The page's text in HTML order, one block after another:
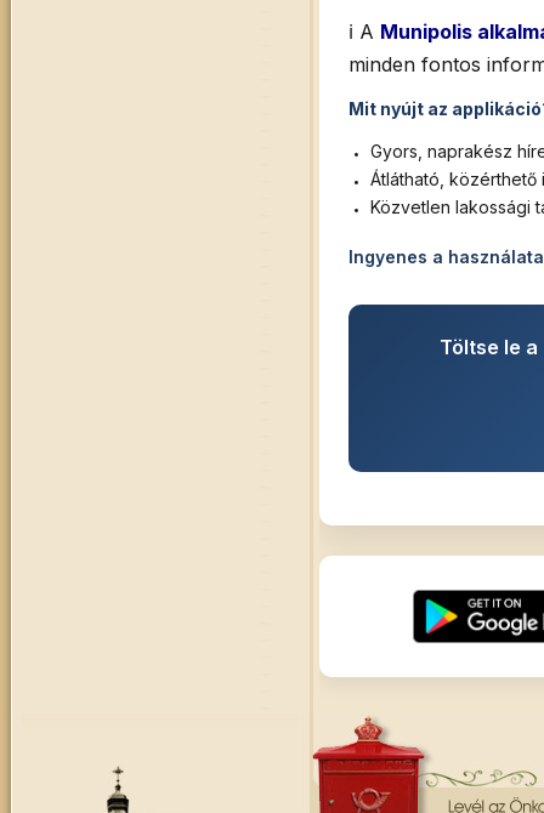
ℹ️ A Munipolis
minden fontos
Mit nyújt az
Gyors, naprakész
Átlátható, közérthető
Közvetlen lakossági
Ingyenes a
Töltse le a